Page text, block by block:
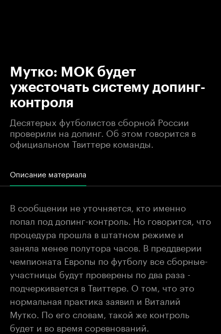
Мутко: МОК будет
ужесточать систему допинг-
контроля
Десятерых футболистов сборной России
проверили на допинг. Об этом говорится в
официальном Твиттере команды.
Описание материала
В сообщении не уточняется, кто именно
попал под допинг-контроль. Но говорится, что
процедура прошла в штатном режиме и
заняла менее полутора часов. В преддверии
чемпионата Европы по футболу все сборные-
участницы будут проверены по два раза -
подчеркивается в Твиттере. О том, что это
нормальная практика заявил и Виталий
Мутко. По его словам, такой же контроль
будет и во время соревнований.